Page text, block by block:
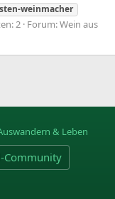
weinmacher
2 Forum:Wein aus
Community